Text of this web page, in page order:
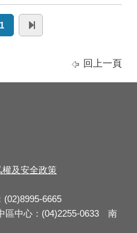
1
回上一頁
權及安全政策
6665
區中心：(04)2255-0633 南